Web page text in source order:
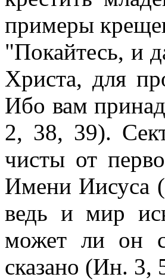
примеры
"Покайтесь, и
Христа, для
Ибо вам
2, 38, 39).
чисты от
Имени Иисуса
ведь и мир
может ли он
сказано (Ин. 3,